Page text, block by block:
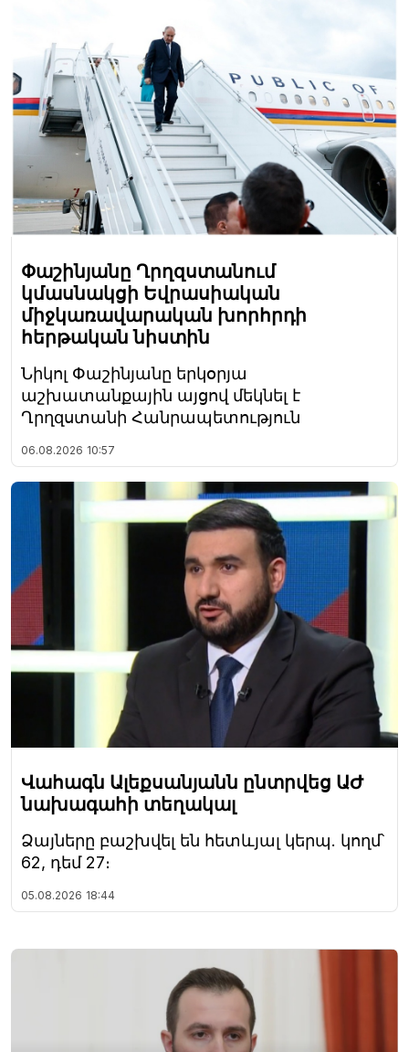
Փաշինյանը Ղրղզստանում
կմասնակցի Եվրասիական
միջկառավարական խորհրդի
հերթական նիստին
Նիկոլ Փաշինյանը երկօրյա
աշխատանքային այցով մեկնել է
Ղրղզստանի Հանրապետություն
06.08.2026 10:57
Վահագն Ալեքսանյանն ընտրվեց ԱԺ
նախագահի տեղակալ
Ձայները բաշխվել են հետևյալ կերպ. կողմ՝
62, դեմ 27։
05.08.2026 18:44